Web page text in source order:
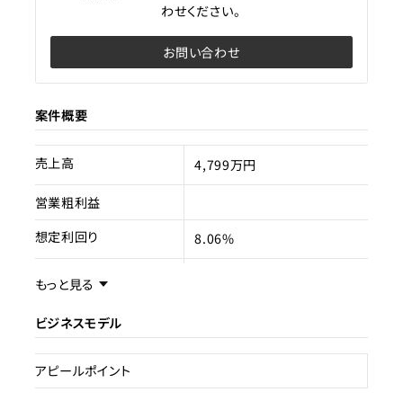
わせください。
お問い合わせ
案件概要
売上高 4,799万円
営業粗利益
想定利回り
8.06%
売却スキーム
権利
売却理由
ライセンス種類
旅館業
もっと見る
ビジネスモデル
アピールポイント